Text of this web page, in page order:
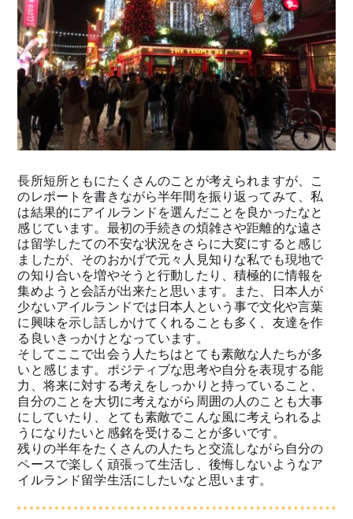
長所短所ともにたくさんのことが考えられますが、こ
のレポートを書きながら半年間を振り返ってみて、私
は結果的にアイルランドを選んだことを良かったなと
感じています。最初の手続きの煩雑さや距離的な遠さ
は留学したての不安な状況をさらに大変にすると感じ
ましたが、そのおかげで元々人見知りな私でも現地で
の知り合いを増やそうと行動したり、積極的に情報を
集めようと会話が出来たと思います。また、日本人が
少ないアイルランドでは日本人という事で文化や言葉
に興味を示し話しかけてくれることも多く、友達を作
る良いきっかけとなっています。
そしてここで出会う人たちはとても素敵な人たちが多
いと感じます。ポジティブな思考や自分を表現する能
力、将来に対する考えをしっかりと持っていること、
自分のことを大切に考えながら周囲の人のことも大事
にしていたり、とても素敵でこんな風に考えられるよ
うになりたいと感銘を受けることが多いです。
残りの半年をたくさんの人たちと交流しながら自分の
ペースで楽しく頑張って生活し、後悔しないようなア
イルランド留学生活にしたいなと思います。